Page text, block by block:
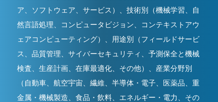
ア、ソフトウェア、サービス）、技術別（機械学習、自
然言語処理、コンピュータビジョン、コンテキストアウ
ェアコンピューティング）、用途別（フィールドサービ
ス、品質管理、サイバーセキュリティ、予測保全と機械
検査、生産計画、在庫最適化、その他）、産業分野別
（自動車、航空宇宙、繊維、半導体・電子、医薬品、重
金属・機械製造、食品・飲料、エネルギー・電力、その